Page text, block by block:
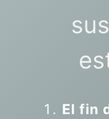
El fin